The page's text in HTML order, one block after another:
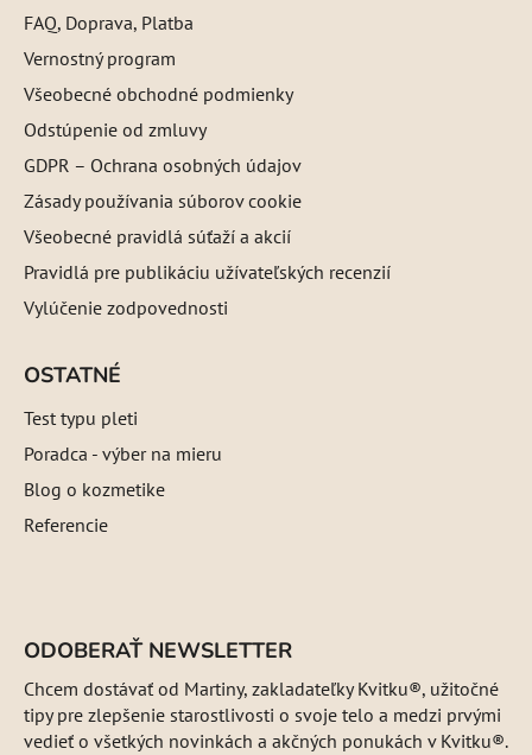
FAQ, Doprava, Platba
Vernostný program
Všeobecné obchodné podmienky
Odstúpenie od zmluvy
GDPR – Ochrana osobných údajov
Zásady používania súborov cookie
Všeobecné pravidlá súťaží a akcií
Pravidlá pre publikáciu užívateľských recenzií
Vylúčenie zodpovednosti
OSTATNÉ
Test typu pleti
Poradca - výber na mieru
Blog o kozmetike
Referencie
ODOBERAŤ NEWSLETTER
Chcem dostávať od Martiny, zakladateľky Kvitku®, užitočné
tipy pre zlepšenie starostlivosti o svoje telo a medzi prvými
vedieť o všetkých novinkách a akčných ponukách v Kvitku®.